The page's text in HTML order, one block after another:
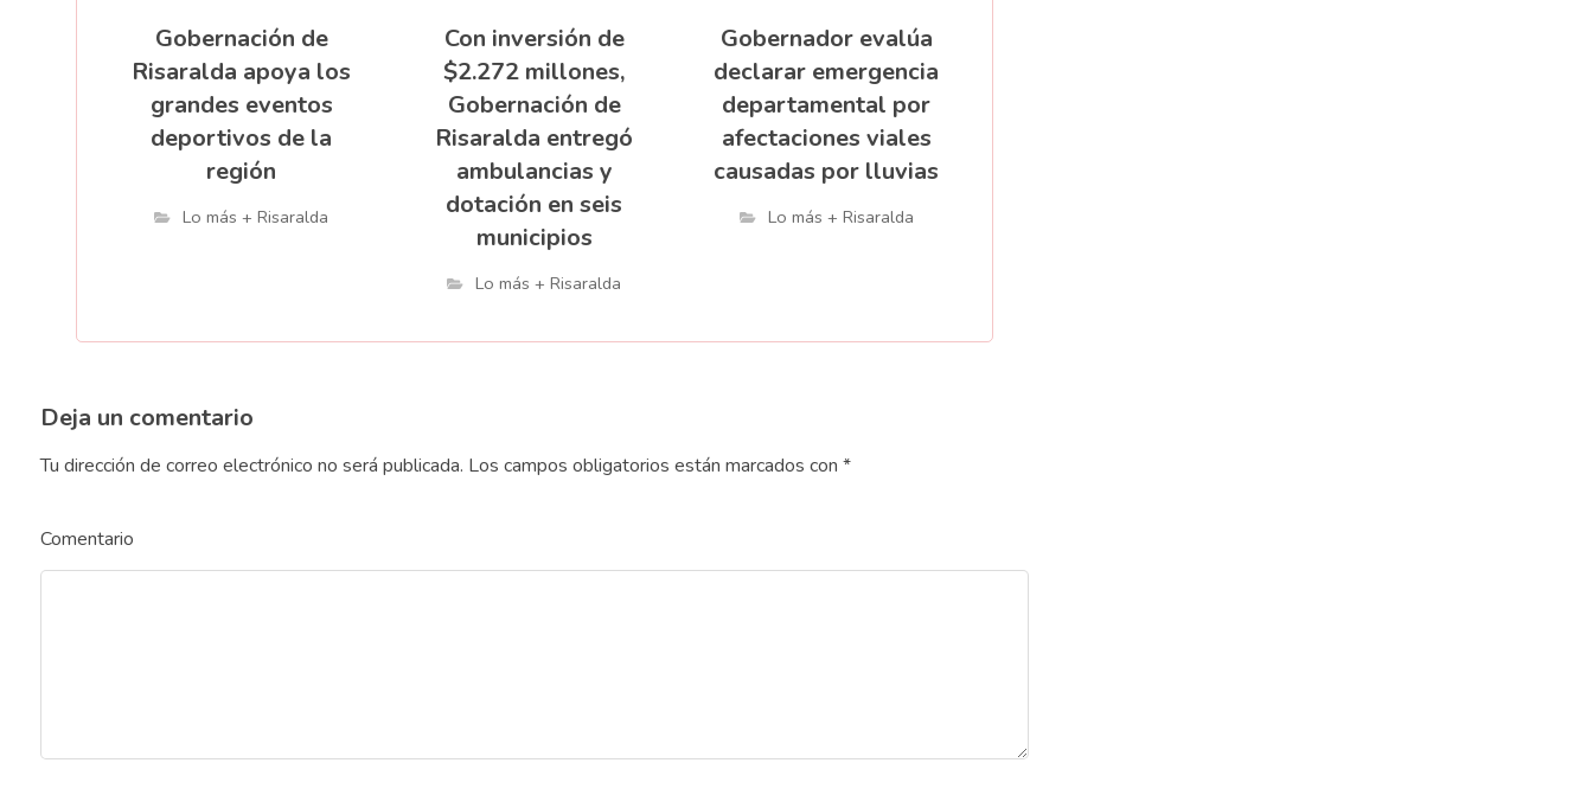
Gobernación de
Risaralda apoya los
grandes eventos
deportivos de la
región
Lo más + Risaralda
Con inversión de
$2.272 millones,
Gobernación de
Risaralda entregó
ambulancias y
dotación en seis
municipios
Lo más + Risaralda
Gobernador evalúa
declarar emergencia
departamental por
afectaciones viales
causadas por lluvias
Lo más + Risaralda
Deja un comentario
Tu dirección de correo electrónico no será publicada. Los campos obligatorios están marcados con *
Comentario